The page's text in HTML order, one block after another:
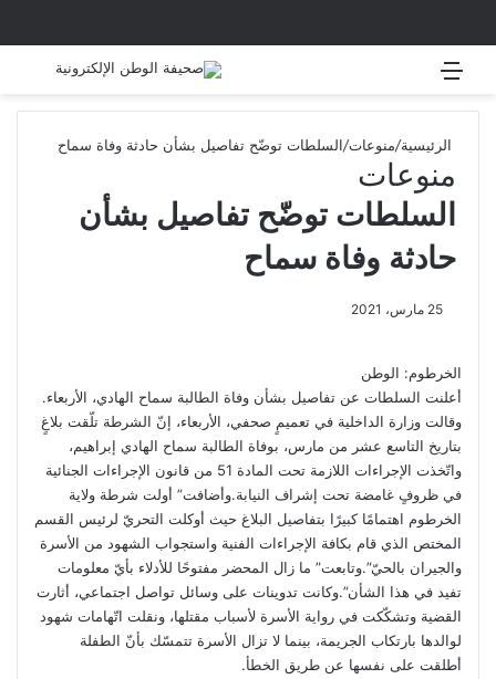
القائمة
الرئيسية/منوعات/السلطات توضّح تفاصيل بشأن حادثة وفاة سماح
منوعات
السلطات توضّح تفاصيل بشأن
حادثة وفاة سماح
25 مارس، 2021
الخرطوم: الوطن
أعلنت السلطات عن تفاصيل بشأن وفاة الطالبة سماح الهادي، الأربعاء.
وقالت وزارة الداخلية في تعميمٍ صحفي، الأربعاء، إنّ الشرطة تلّقت بلاغٍ
بتاريخ التاسع عشر من مارس، بوفاة الطالبة سماح الهادي إبراهيم،
واتّخذت الإجراءات اللازمة تحت المادة 51 من قانون الإجراءات الجنائية
في ظروفٍ غامضة تحت إشراف النيابة.وأضافت” أولت شرطة ولاية
الخرطوم اهتمامًا كبيرًا بتفاصيل البلاغ حيث أوكلت التحريّ لرئيس القسم
المختص الذي قام بكافة الإجراءات الفنية واستجواب الشهود من الأسرة
والجيران بالحيّ”.وتابعت” ما زال المحضر مفتوحًا للأدلاء بأيّ معلومات
تفيد في هذا الشأن”.وكانت تدوينات على وسائل تواصل اجتماعي، أثارت
القضية وتشكّكت في رواية الأسرة لأسباب مقتلها، ونقلت اتّهامات شهود
لوالدها بارتكاب الجريمة، بينما لا تزال الأسرة تتمسّك بأنّ الطفلة
أطلقت على نفسها عن طريق الخطأ.